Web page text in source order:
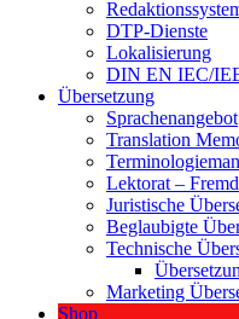
DTP-Dienste
Lokalisierung
DIN EN IEC/
Übersetzung
Sprachenangebot
Translation
Lektorat –
Juristische
Beglaubigte
Technische
Marketing
Shop